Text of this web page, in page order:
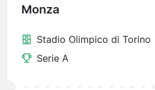
Monza
Stadio Olimpico di Torino
Serie A